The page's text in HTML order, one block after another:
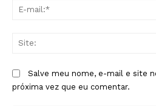
Salve meu nome, e-mail e site
próxima vez que eu comentar.